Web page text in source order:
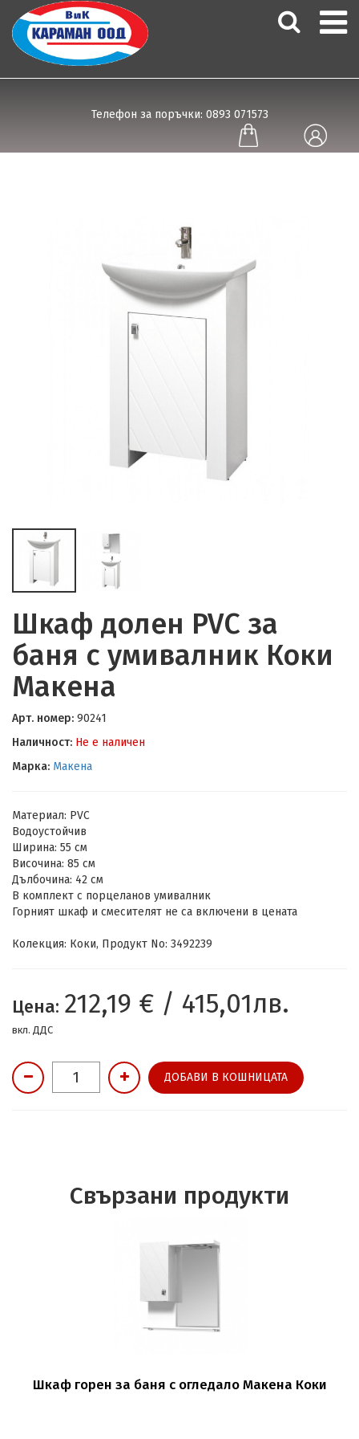
Телефон за поръчки: 0893 071573
Шкаф долен PVC за
баня с умивалник Коки
Макена
Арт. номер: 90241
Наличност: Не е наличен
Марка: Макена
Материал: PVC
Водоустойчив
Ширина: 55 см
Височина: 85 см
Дълбочина: 42 см
В комплект с порцеланов умивалник
Горният шкаф и смесителят не са включени в цената
Колекция: Коки, Продукт No: 3492239
Цена: 212,19 € / 415,01лв.
вкл. ДДС
ДОБАВИ В КОШНИЦАТА
Свързани продукти
Шкаф горен за баня с огледало Макена Коки